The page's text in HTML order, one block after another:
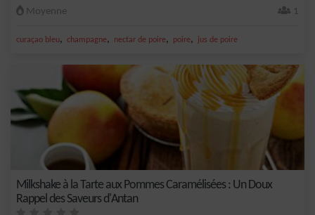
Moyenne 1
curaçao bleu, champagne, nectar de poire, poire, jus de poire
Milkshake à la Tarte aux Pommes Caramélisées : Un Doux
Rappel des Saveurs d'Antan